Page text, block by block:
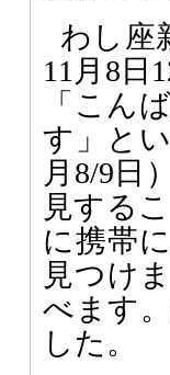
わし座
11月8日
「こん
す」と
月8/9日
見する
に携帯
見つけ
べます
した。